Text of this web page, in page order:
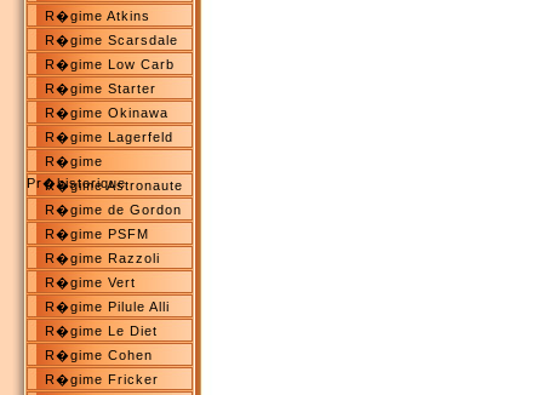
R�gime Atkins
R�gime Scarsdale
R�gime Low Carb
R�gime Starter
R�gime Okinawa
R�gime Lagerfeld
R�gime
Pr�historique
R�gime Astronaute
R�gime de Gordon
R�gime PSFM
R�gime Razzoli
R�gime Vert
R�gime Pilule Alli
R�gime Le Diet
R�gime Cohen
R�gime Fricker